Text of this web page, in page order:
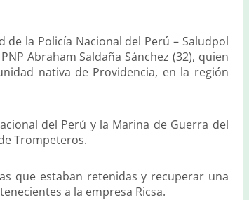
de la Policía Nacional del Perú – Saludpol
Abraham Saldaña Sánchez (32), quien
nativa de Providencia, en la región
del Perú y la Marina de Guerra del
Trompeteros.
que estaban retenidas y recuperar una
a la empresa Ricsa.